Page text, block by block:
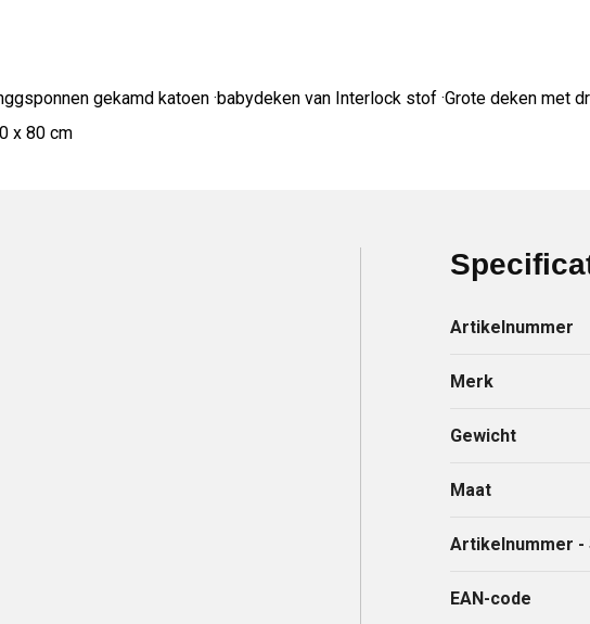
gekamd katoen ·babydeken van Interlock stof ·Grote deken
x 80 cm
Artikelnummer
Merk
Gewicht
Maat
Artikelnummer -
EAN-code